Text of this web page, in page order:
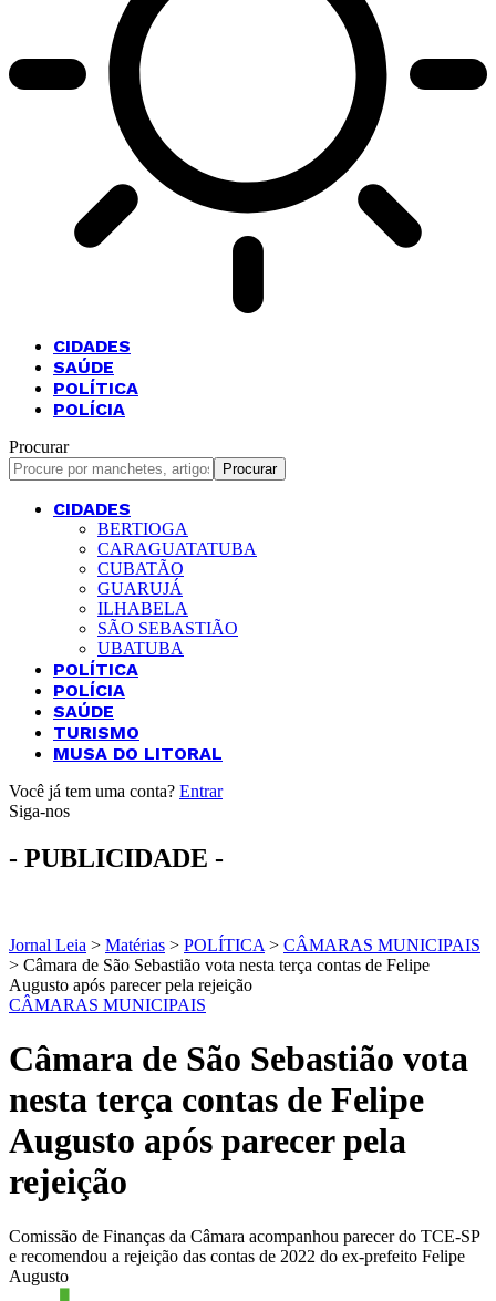
CIDADES
SAÚDE
POLÍTICA
POLÍCIA
Procurar
CIDADES
BERTIOGA
CARAGUATATUBA
CUBATÃO
GUARUJÁ
ILHABELA
SÃO SEBASTIÃO
UBATUBA
POLÍTICA
POLÍCIA
SAÚDE
TURISMO
MUSA DO LITORAL
Você já tem uma conta? Entrar
Siga-nos
- PUBLICIDADE -
Jornal Leia > Matérias > POLÍTICA > CÂMARAS MUNICIPAIS
> Câmara de São Sebastião vota nesta terça contas de Felipe
Augusto após parecer pela rejeição
CÂMARAS MUNICIPAIS
Câmara de São Sebastião vota
nesta terça contas de Felipe
Augusto após parecer pela
rejeição
Comissão de Finanças da Câmara acompanhou parecer do TCE-SP
e recomendou a rejeição das contas de 2022 do ex-prefeito Felipe
Augusto